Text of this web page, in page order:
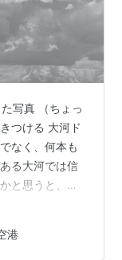
写真 （ちょっ
つける 大河ド
なく、何本も
る大河では信
と思うと、別
当て方でその
面白みがあり
港